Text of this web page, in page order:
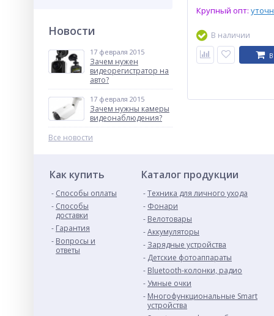
Новости
17 февраля 2015
Зачем нужен
видеорегистратор на
авто?
17 февраля 2015
Зачем нужны камеры
видеонаблюдения?
Все новости
Крупный опт:
В наличии
Как купить
Способы оплаты
Способы
доставки
Гарантия
Вопросы и
ответы
Каталог продукции
Техника для личного ухода
Фонари
Велотовары
Аккумуляторы
Зарядные устройства
Детские фотоаппараты
Bluetooth-колонки, радио
Умные очки
Многофункциональные Smart
устройства